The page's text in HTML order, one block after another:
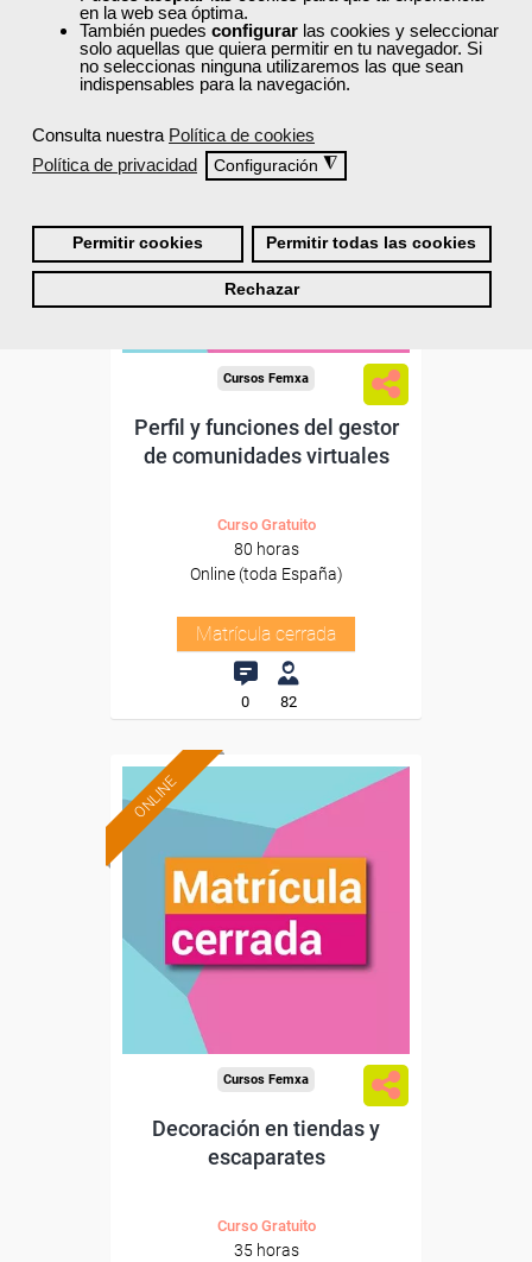
en la web sea óptima.
También puedes configurar las cookies y seleccionar
solo aquellas que quiera permitir en tu navegador. Si
no seleccionas ninguna utilizaremos las que sean
indispensables para la navegación.
Consulta nuestra Política de cookies
Política de privacidad
Configuración ◮
Permitir cookies Permitir todas las cookies
Rechazar
ONLINE
Cursos Femxa
Perfil y funciones del gestor
de comunidades virtuales
Curso Gratuito
80 horas
Online (toda España)
Matrícula cerrada
0 82
ONLINE
Cursos Femxa
Decoración en tiendas y
escaparates
Curso Gratuito
35 horas